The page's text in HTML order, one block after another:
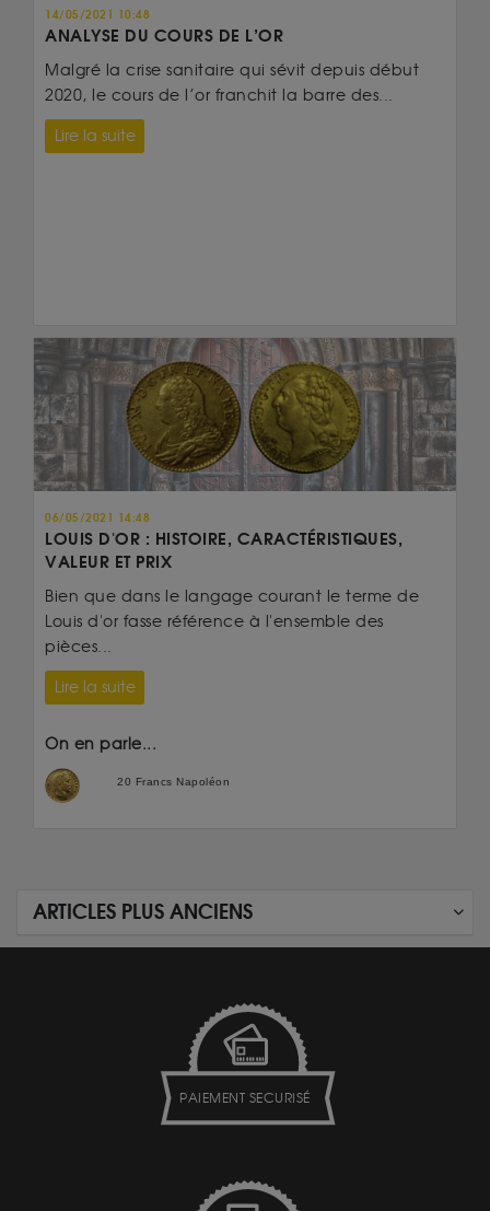
14/05/2021 10:48
ANALYSE DU COURS DE L’OR
Malgré la crise sanitaire qui sévit depuis début
2020, le cours de l’or franchit la barre des...
Lire la suite
06/05/2021 14:48
LOUIS D'OR : HISTOIRE, CARACTÉRISTIQUES,
VALEUR ET PRIX
Bien que dans le langage courant le terme de
Louis d'or fasse référence à l'ensemble des
pièces...
Lire la suite
On en parle...
20 Francs Napoléon
ARTICLES PLUS ANCIENS
PAIEMENT SECURISÉ